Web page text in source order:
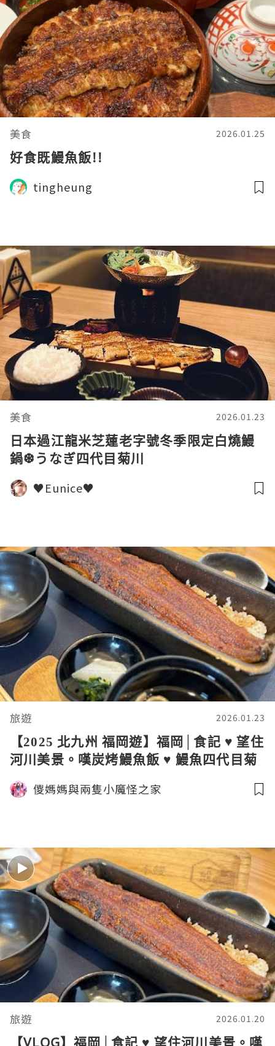
美食 2026.01.25
好食既鰻魚飯!!
tingheung
美食 2026.01.23
日本過江龍米芝蓮老字號冬季限定白燒鰻
鍋❆うなぎ四代目菊川
♥Eunice♥
旅遊 2026.01.23
【2025 北九州 福岡遊】福岡│食記 ♥ 望住
河川美景。嘆炭烤鰻魚飯 ♥ 鰻魚四代目菊
川 中洲春吉店
儍媽媽與兩隻小魔怪之家
旅遊 2026.01.20
【VLOG】福岡│食記 ♥ 望住河川美景。嘆